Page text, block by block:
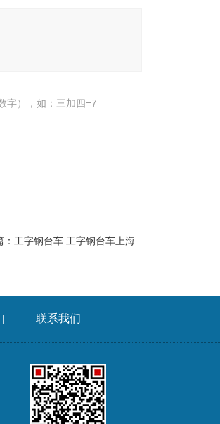
字），如：三加四=7
工字钢台车 工字钢台车上海
| 联系我们